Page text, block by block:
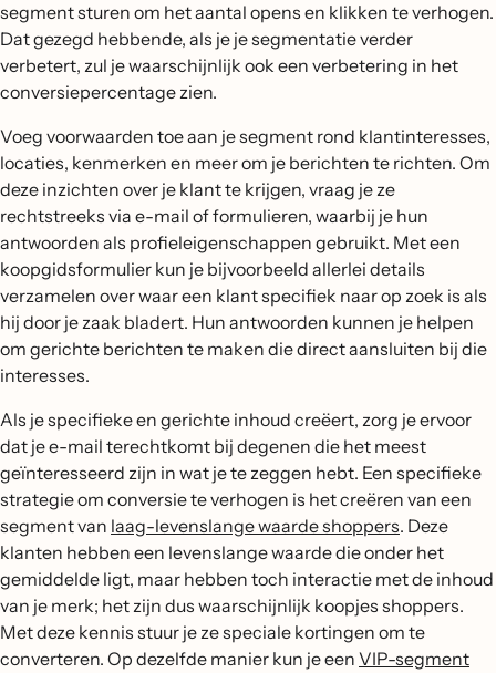
segment sturen om het aantal opens en klikken te verhogen.
Dat gezegd hebbende, als je je segmentatie verder
verbetert, zul je waarschijnlijk ook een verbetering in het
conversiepercentage zien.
Voeg voorwaarden toe aan je segment rond klantinteresses,
locaties, kenmerken en meer om je berichten te richten. Om
deze inzichten over je klant te krijgen, vraag je ze
rechtstreeks via e-mail of formulieren, waarbij je hun
antwoorden als profieleigenschappen gebruikt. Met een
koopgidsformulier kun je bijvoorbeeld allerlei details
verzamelen over waar een klant specifiek naar op zoek is als
hij door je zaak bladert. Hun antwoorden kunnen je helpen
om gerichte berichten te maken die direct aansluiten bij die
interesses.
Als je specifieke en gerichte inhoud creëert, zorg je ervoor
dat je e-mail terechtkomt bij degenen die het meest
geïnteresseerd zijn in wat je te zeggen hebt. Een specifieke
strategie om conversie te verhogen is het creëren van een
segment van laag-levenslange waarde shoppers. Deze
klanten hebben een levenslange waarde die onder het
gemiddelde ligt, maar hebben toch interactie met de inhoud
van je merk; het zijn dus waarschijnlijk koopjes shoppers.
Met deze kennis stuur je ze speciale kortingen om te
converteren. Op dezelfde manier kun je een VIP-segment